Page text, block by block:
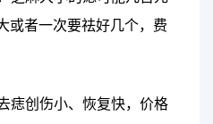
或者一次要祛好几个，费
痣创伤小、恢复快，价格